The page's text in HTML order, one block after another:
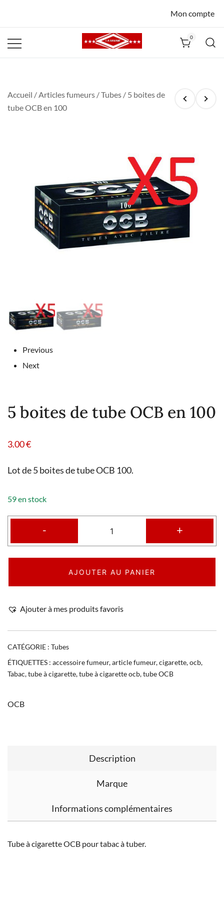
Mon compte
0
Accueil /Articles fumeurs /Tubes / 5 boites de
tube OCB en 100
Previous
Next
5 boites de tube OCB en 100
3.00€
Lot de 5 boites de tube OCB 100.
59 en stock
- +
AJOUTER AU PANIER
Ajouter à mes produits favoris
CATÉGORIE : Tubes
ÉTIQUETTES : accessoire fumeur,article fumeur,cigarette,ocb,
Tabac,tube à cigarette,tube à cigarette ocb,tube OCB
OCB
Description
Marque
Informations complémentaires
Tube à cigarette OCB pour tabac à tuber.